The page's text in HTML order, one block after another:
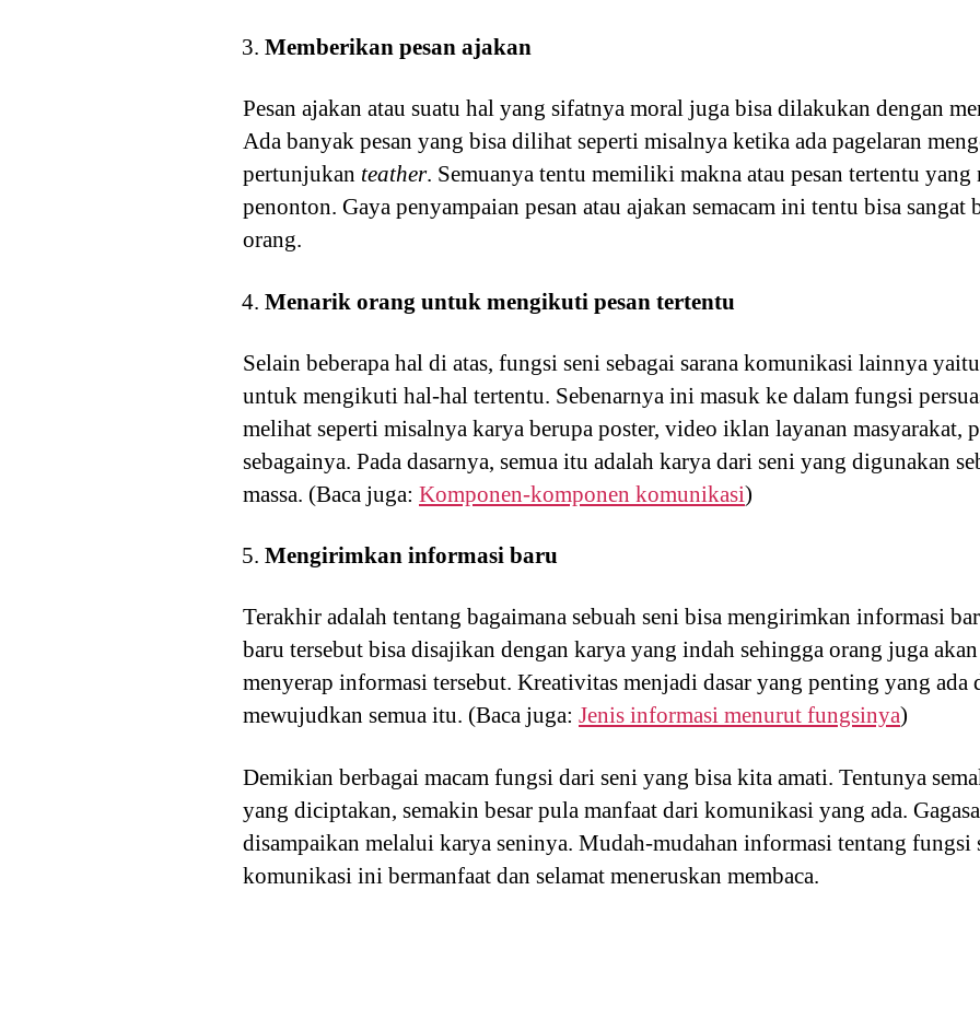
Memberikan pesan ajakan
Pesan ajakan atau suatu hal yang sifatnya moral juga bisa dilakukan dengan
Ada banyak pesan yang bisa dilihat seperti misalnya ketika ada pagelaran
pertunjukan teather. Semuanya tentu memiliki makna atau pesan tertentu
penonton. Gaya penyampaian pesan atau ajakan semacam ini tentu bisa sangat
orang.
Menarik orang untuk mengikuti pesan tertentu
Selain beberapa hal di atas, fungsi seni sebagai sarana komunikasi lainnya
untuk mengikuti hal-hal tertentu. Sebenarnya ini masuk ke dalam fungsi
melihat seperti misalnya karya berupa poster, video iklan layanan masyarakat,
sebagainya. Pada dasarnya, semua itu adalah karya dari seni yang digunakan
massa. (Baca juga: Komponen-komponen komunikasi)
Mengirimkan informasi baru
Terakhir adalah tentang bagaimana sebuah seni bisa mengirimkan informasi
baru tersebut bisa disajikan dengan karya yang indah sehingga orang juga
menyerap informasi tersebut. Kreativitas menjadi dasar yang penting yang ada
mewujudkan semua itu. (Baca juga: Jenis informasi menurut fungsinya)
Demikian berbagai macam fungsi dari seni yang bisa kita amati. Tentunya
yang diciptakan, semakin besar pula manfaat dari komunikasi yang ada.
disampaikan melalui karya seninya. Mudah-mudahan informasi tentang fungsi
komunikasi ini bermanfaat dan selamat meneruskan membaca.